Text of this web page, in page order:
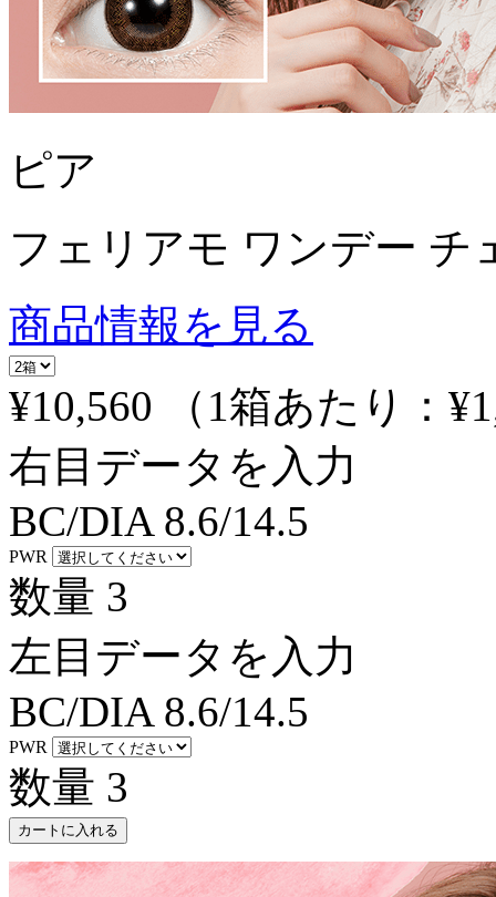
ピア
フェリアモ ワンデー チ
商品情報を見る
¥10,560
（1箱あたり：
右目データを入力
BC/DIA 8.6/14.5
PWR
数量 3
左目データを入力
BC/DIA 8.6/14.5
PWR
数量 3
カートに入れる